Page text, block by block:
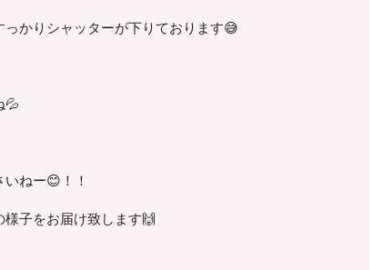
かりシャッターが下りております😅
💦
ねー😊！！
子をお届け致します🙌